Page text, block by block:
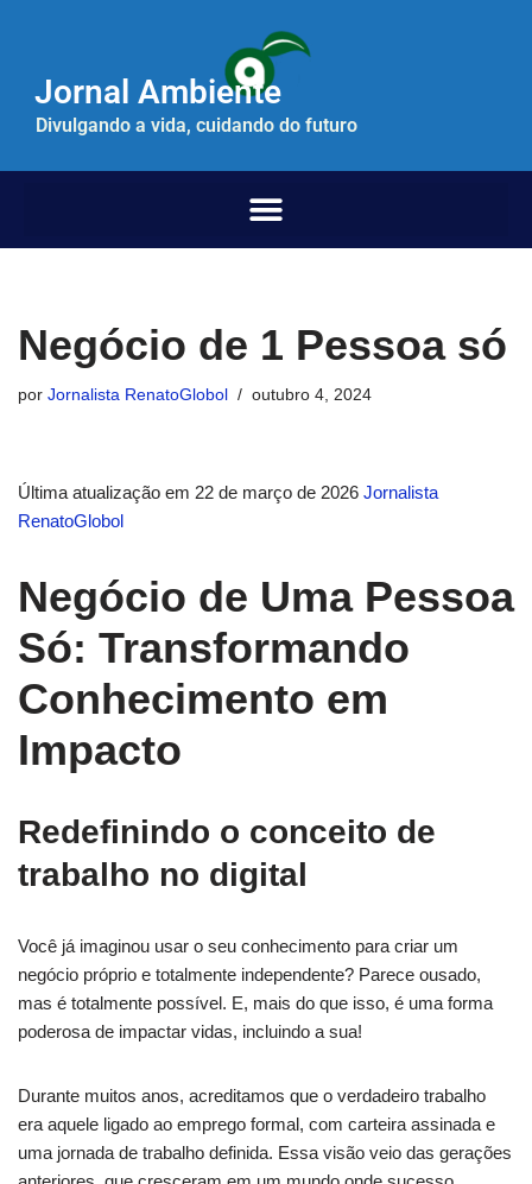
paraJornal Ambiente
Divulgando a vida, cuidando do futuro
Negócio de 1 Pessoa só
por Jornalista RenatoGlobol outubro 4, 2024
Última atualização em 22 de março de 2026 Jornalista
RenatoGlobol
Negócio de Uma Pessoa
Só: Transformando
Conhecimento em
Impacto
Redefinindo o conceito de
trabalho no digital
Você já imaginou usar o seu conhecimento para criar um
negócio próprio e totalmente independente? Parece ousado,
mas é totalmente possível. E, mais do que isso, é uma forma
poderosa de impactar vidas, incluindo a sua!
Durante muitos anos, acreditamos que o verdadeiro trabalho
era aquele ligado ao emprego formal, com carteira assinada e
uma jornada de trabalho definida. Essa visão veio das gerações